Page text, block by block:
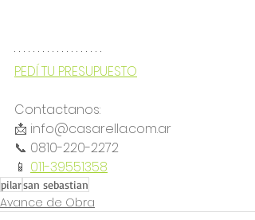
PEDÍ TU PRESUPUESTO
Contactanos:
📩 info@casarella.com.ar
📞 0810-220-2272
📱 011-39551358
pilarsan sebastian
Avance de Obra